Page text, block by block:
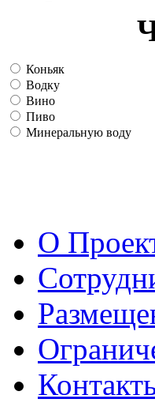
Коньяк
Водку
Вино
Пиво
Минеральную воду
О